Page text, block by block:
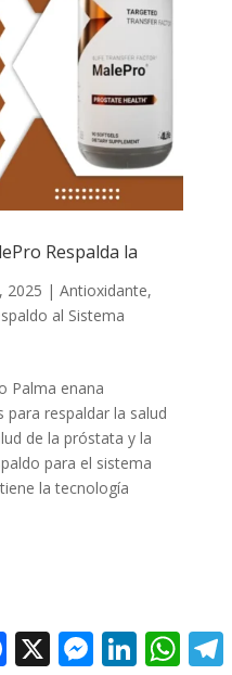
Respalda la
2025 | Antioxidante,
al Sistema
Palma enana
para respaldar la salud
de la próstata y la
para el sistema
la tecnología
Facebook Messenger
LinkedIn